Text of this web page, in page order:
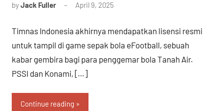
byJack Fuller April 9, 2025
Timnas Indonesia akhirnya mendapatkan lisensi resmi
untuk tampil di game sepak bola eFootball, sebuah
kabar gembira bagi para penggemar bola Tanah Air.
PSSI dan Konami, […]
Continue reading